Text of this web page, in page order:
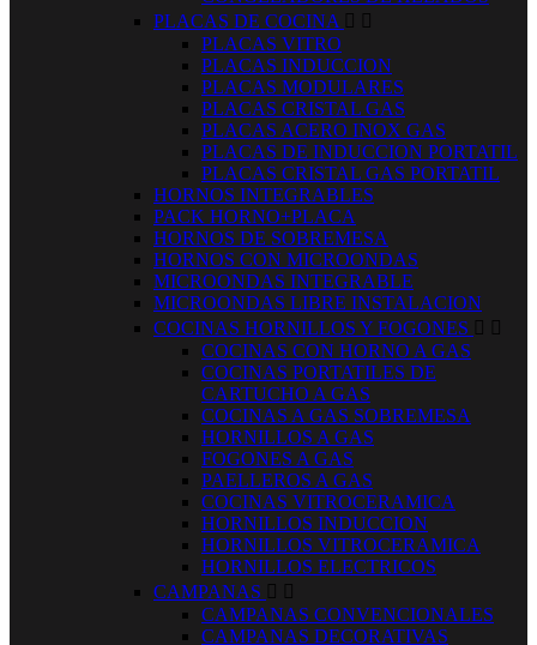
PLACAS DE COCINA  
PLACAS VITRO
PLACAS INDUCCION
PLACAS MODULARES
PLACAS CRISTAL GAS
PLACAS ACERO INOX GAS
PLACAS DE INDUCCION PORTATIL
PLACAS CRISTAL GAS PORTATIL
HORNOS INTEGRABLES
PACK HORNO+PLACA
HORNOS DE SOBREMESA
HORNOS CON MICROONDAS
MICROONDAS INTEGRABLE
MICROONDAS LIBRE INSTALACION
COCINAS HORNILLOS Y FOGONES  
COCINAS CON HORNO A GAS
COCINAS PORTATILES DE
CARTUCHO A GAS
COCINAS A GAS SOBREMESA
HORNILLOS A GAS
FOGONES A GAS
PAELLEROS A GAS
COCINAS VITROCERAMICA
HORNILLOS INDUCCION
HORNILLOS VITROCERAMICA
HORNILLOS ELECTRICOS
CAMPANAS  
CAMPANAS CONVENCIONALES
CAMPANAS DECORATIVAS